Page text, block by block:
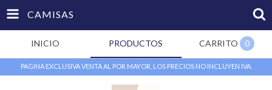
CAMISAS
INICIO PRODUCTOS CARRITO 0
PAGINA EXCLUSIVA VENTA AL POR MAYOR, LOS PRECIOS NO INCLUYEN IVA.